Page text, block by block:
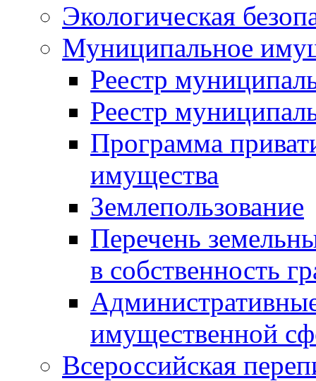
Экологическая
Муниципальное
Реестр
Реестр
Программа
имущества
Землепользование
Перечень
в собственность
имущественной
Всероссийская